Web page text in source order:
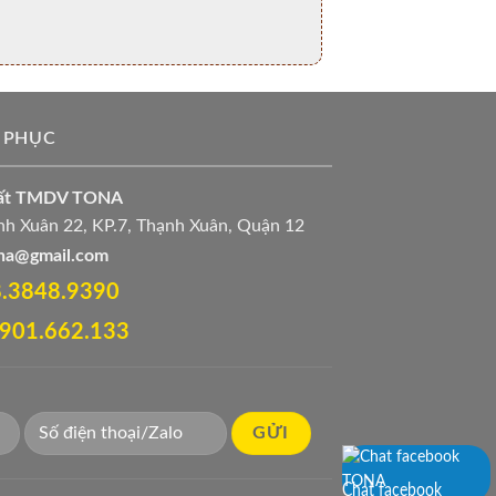
TMDV TONA
Xuân 22, KP.7, Thạnh Xuân, Quận 12
Chat facebook